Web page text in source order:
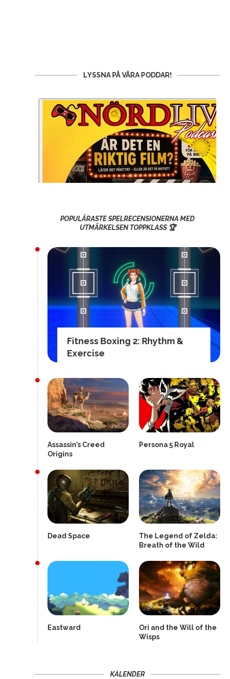
LYSSNA PÅ VÅRA PODDAR!
POPULÄRASTE SPELRECENSIONERNA MED
UTMÄRKELSEN TOPPKLASS 🏆
Fitness Boxing 2: Rhythm &
Exercise
Assassin’s Creed
Origins
Persona 5 Royal
Dead Space
The Legend of Zelda:
Breath of the Wild
Eastward
Ori and the Will of the
Wisps
KALENDER